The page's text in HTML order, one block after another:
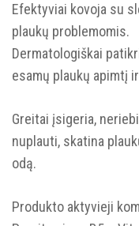
Efektyviai kovoja su
plaukų problemomis.
Dermatologiškai
esamų plaukų apimtį
Greitai įsigeria,
nuplauti, skatina
odą.
Produkto aktyvieji